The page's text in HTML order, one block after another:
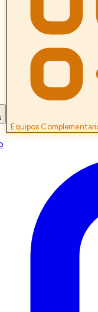
Equipos